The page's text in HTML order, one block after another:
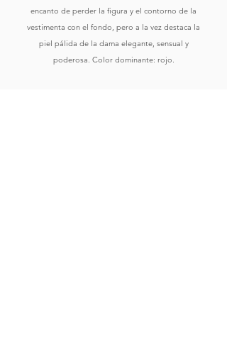
encanto de perder la figura y el contorno de la
vestimenta con el fondo, pero a la vez destaca la
piel pálida de la dama elegante, sensual y
poderosa. Color dominante: rojo.